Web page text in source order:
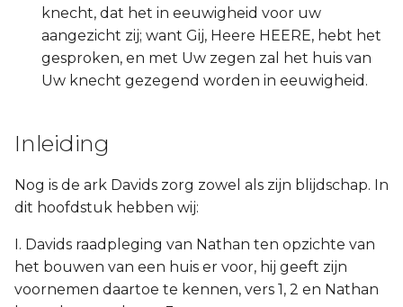
knecht, dat het in eeuwigheid voor uw
aangezicht zij; want Gij, Heere HEERE, hebt het
gesproken, en met Uw zegen zal het huis van
Uw knecht gezegend worden in eeuwigheid.
Inleiding
Nog is de ark Davids zorg zowel als zijn blijdschap. In
dit hoofdstuk hebben wij:
I. Davids raadpleging van Nathan ten opzichte van
het bouwen van een huis er voor, hij geeft zijn
voornemen daartoe te kennen, vers 1, 2 en Nathan